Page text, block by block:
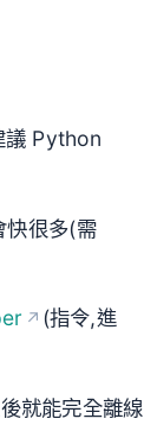
議 Python
很多(需
(指令,進
就能完全離線